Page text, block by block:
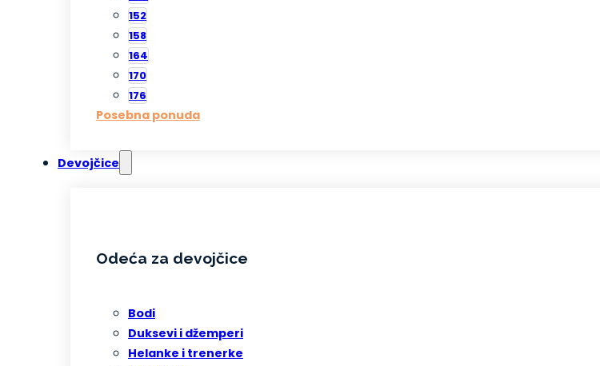
152
158
164
170
176
Posebna ponuda
Devojčice
Odeća za devojčice
Bodi
Duksevi i džemperi
Helanke i trenerke